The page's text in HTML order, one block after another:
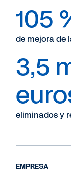
105
de mejora de
3,5
eliminados y
EMPRESA